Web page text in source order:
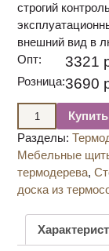
строгий
внешний вид в
Опт:
3321
Розница:3690
Купить
Разделы:
Мебельные
термодерева,
доска из